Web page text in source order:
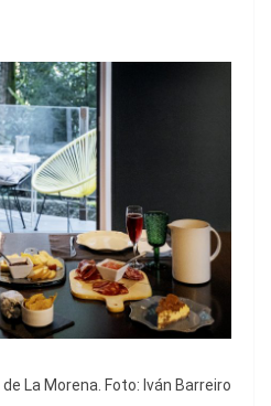
de La Morena. Foto: Iván Barreiro